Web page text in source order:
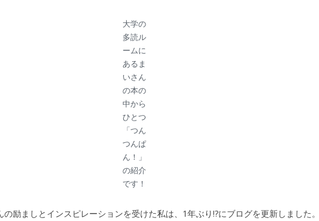
大学の
多読ル
ームに
あるま
いさん
の本の
中から
ひとつ
「つん
つんぱ
ん！」
の紹介
です！
励ましとインスピレーションを受けた私は、1年ぶり!?にブログを更新しました。